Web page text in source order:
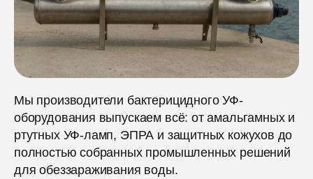
Мы производители бактерицидного УФ-
оборудования выпускаем всё: от амальгамных и
ртутных УФ-ламп, ЭПРА и защитных кожухов до
полностью собранных промышленных решений
для обеззараживания воды.